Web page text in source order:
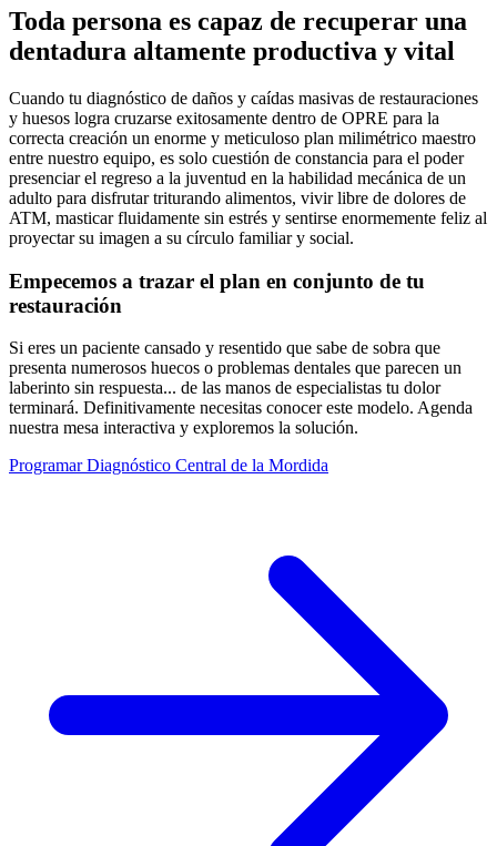
Toda persona es capaz de recuperar una
dentadura altamente productiva y vital
Cuando tu diagnóstico de daños y caídas masivas de restauraciones
y huesos logra cruzarse exitosamente dentro de OPRE para la
correcta creación un enorme y meticuloso plan milimétrico maestro
entre nuestro equipo, es solo cuestión de constancia para el poder
presenciar el regreso a la juventud en la habilidad mecánica de un
adulto para disfrutar triturando alimentos, vivir libre de dolores de
ATM, masticar fluidamente sin estrés y sentirse enormemente feliz al
proyectar su imagen a su círculo familiar y social.
Empecemos a trazar el plan en conjunto de tu
restauración
Si eres un paciente cansado y resentido que sabe de sobra que
presenta numerosos huecos o problemas dentales que parecen un
laberinto sin respuesta... de las manos de especialistas tu dolor
terminará. Definitivamente necesitas conocer este modelo. Agenda
nuestra mesa interactiva y exploremos la solución.
Programar Diagnóstico Central de la Mordida